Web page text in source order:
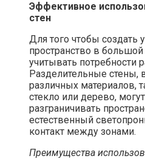
Эффективное
стен
Для того чтобы создать
пространство в
учитывать потребности
Разделительные стены,
различных материалов,
стекло или дерево,
разграничивать
естественный
контакт между зонами.
Преимущества